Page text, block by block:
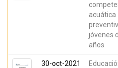
acuática
jóvenes
años
30-oct-2021